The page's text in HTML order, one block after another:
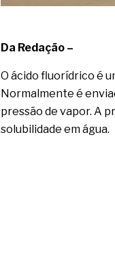
Da Redação –
O ácido fluorídrico é
Normalmente é
pressão de vapor. A
solubilidade em água.